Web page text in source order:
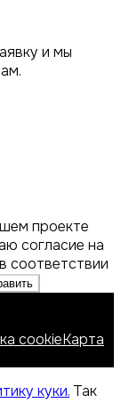
и мы
проекте
согласие на
соответствии
cookieКарта
куки. Так